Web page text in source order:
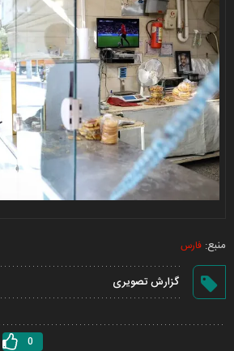
منبع: فارس
گزارش تصویری
0